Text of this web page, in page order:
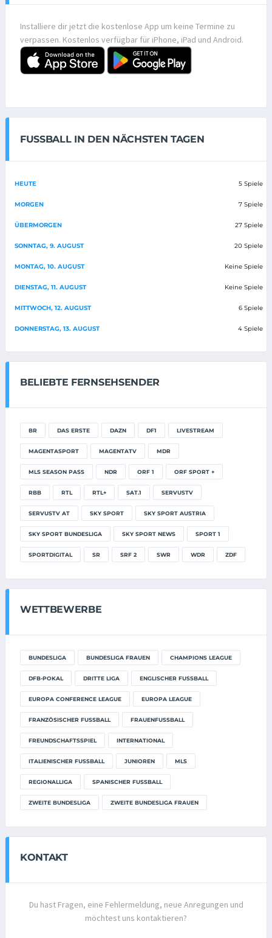
Installiere dir jetzt die kostenlose App um keine Termine zu
verpassen. Kostenlos verfügbar für iPhone, iPad und Android.
FUSSBALL IN DEN NÄCHSTEN TAGEN
HEUTE 5 Spiele
MORGEN 7 Spiele
ÜBERMORGEN 27 Spiele
SONNTAG, 9. AUGUST 20 Spiele
MONTAG, 10. AUGUST Keine Spiele
DIENSTAG, 11. AUGUST Keine Spiele
MITTWOCH, 12. AUGUST 6 Spiele
DONNERSTAG, 13. AUGUST 4 Spiele
BELIEBTE FERNSEHSENDER
BR DAS ERSTE DAZN DF1 LIVESTREAM
MAGENTASPORT MAGENTATV MDR
MLS SEASON PASS NDR ORF 1 ORF SPORT +
RBB RTL RTL+ SAT.1 SERVUSTV
SERVUSTV AT SKY SPORT SKY SPORT AUSTRIA
SKY SPORT BUNDESLIGA SKY SPORT NEWS SPORT 1
SPORTDIGITAL SR SRF 2 SWR WDR ZDF
WETTBEWERBE
BUNDESLIGA BUNDESLIGA FRAUEN CHAMPIONS LEAGUE
DFB-POKAL DRITTE LIGA ENGLISCHER FUSSBALL
EUROPA CONFERENCE LEAGUE EUROPA LEAGUE
FRANZÖSISCHER FUSSBALL FRAUENFUSSBALL
FREUNDSCHAFTSSPIEL INTERNATIONAL
ITALIENISCHER FUSSBALL JUNIOREN MLS
REGIONALLIGA SPANISCHER FUSSBALL
ZWEITE BUNDESLIGA ZWEITE BUNDESLIGA FRAUEN
KONTAKT
Du hast Fragen, eine Fehlermeldung, neue Anregungen und
möchtest uns kontaktieren?